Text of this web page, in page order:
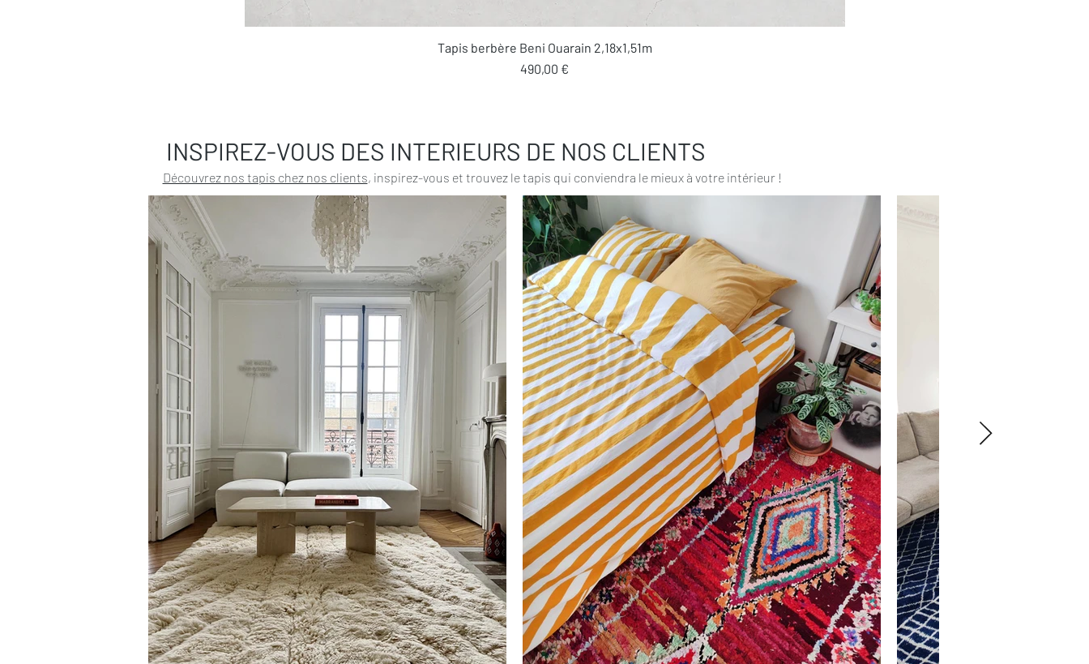
Aperçu rapide
Tapis berbère Beni Ouarain 2,18x1,51m
Prix
490,00 €
INSPIREZ-VOUS DES INTERIEURS DE NOS CLIENTS
Découvrez nos tapis chez nos clients, inspirez-vous et trouvez le tapis qui conviendra le mieux à votre intérieur !